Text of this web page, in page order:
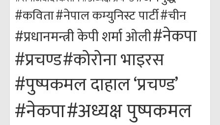
#कविता#नेपाल कम्युनिस्ट पार्टी#चीन
#प्रधानमन्त्री केपी शर्मा ओली#नेकपा
#प्रचण्ड#कोरोना भाइरस
#पुष्पकमल दाहाल ‘प्रचण्ड’
#नेकपा#अध्यक्ष पुष्पकमल